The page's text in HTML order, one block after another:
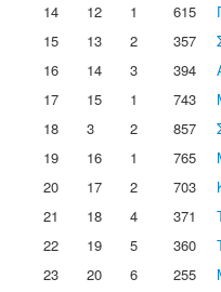
14
12 1 615
15
13 2 357
16
14 3 394
17
15 1 743
18
3 2 857
19
16 1 765
20
17 2 703
21
18 4 371
22
19 5 360
23
20 6 255